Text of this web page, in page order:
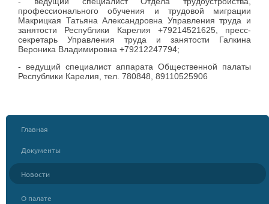
профессионального обучения и трудовой миграции
Макрицкая Татьяна Александровна Управления труда и
занятости Республики Карелия +79214521625, пресс-
секретарь Управления труда и занятости Галкина
Вероника Владимировна +79212247794;
- ведущий специалист аппарата Общественной палаты
Республики Карелия, тел. 780848, 89110525906
Главная
Документы
Новости
О палате